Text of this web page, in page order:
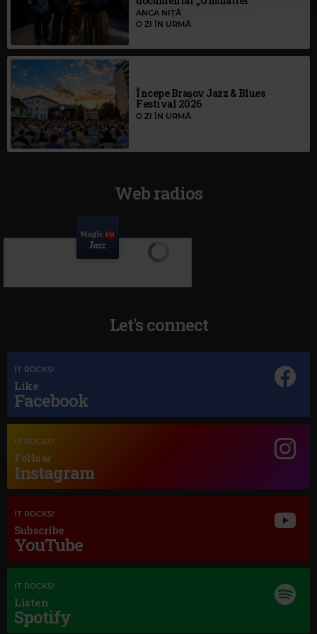
ANCA NIȚĂ
O ZI ÎN URMĂ
Începe Brașov Jazz & Blues
Festival 2026
O ZI ÎN URMĂ
Web radios
THE DAVE BRUBECK QUARTET
Let's connect
IT ROCKS!
Like
Facebook
IT ROCKS!
Follow
Instagram
IT ROCKS!
Subscribe
YouTube
IT ROCKS!
Listen
Spotify